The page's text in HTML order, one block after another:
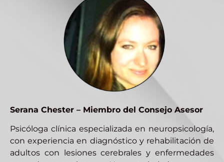
Serana Chester – Miembro del Consejo Asesor
Psicóloga clínica especializada en neuropsicología,
con experiencia en diagnóstico y rehabilitación de
adultos con lesiones cerebrales y enfermedades